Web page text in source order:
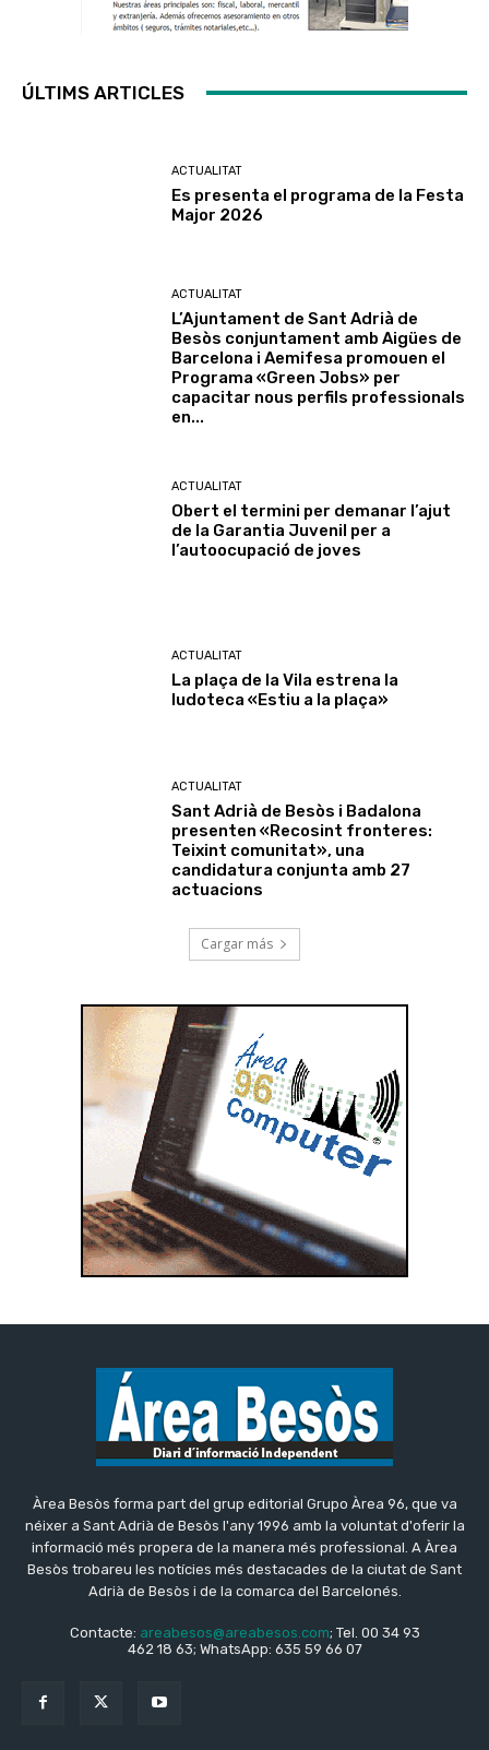
ÚLTIMS ARTICLES
ACTUALITAT
Es presenta el programa de la Festa
Major 2026
ACTUALITAT
L’Ajuntament de Sant Adrià de
Besòs conjuntament amb Aigües de
Barcelona i Aemifesa promouen el
Programa «Green Jobs» per
capacitar nous perfils professionals
en...
ACTUALITAT
Obert el termini per demanar l’ajut
de la Garantia Juvenil per a
l’autoocupació de joves
ACTUALITAT
La plaça de la Vila estrena la
ludoteca «Estiu a la plaça»
ACTUALITAT
Sant Adrià de Besòs i Badalona
presenten «Recosint fronteres:
Teixint comunitat», una
candidatura conjunta amb 27
actuacions
Cargar más
Àrea Besòs forma part del grup editorial Grupo Àrea 96, que va
néixer a Sant Adrià de Besòs l'any 1996 amb la voluntat d'oferir la
informació més propera de la manera més professional. A Àrea
Besòs trobareu les notícies més destacades de la ciutat de Sant
Adrià de Besòs i de la comarca del Barcelonés.
Contacte: areabesos@areabesos.com; Tel. 00 34 93
462 18 63; WhatsApp: 635 59 66 07